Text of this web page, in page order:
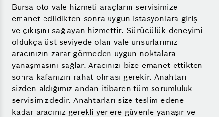
Bursa oto vale hizmeti araçların servisimize
emanet edildikten sonra uygun istasyonlara giriş
ve çıkışını sağlayan hizmettir. Sürücülük deneyimi
oldukça üst seviyede olan vale unsurlarımız
aracınızın zarar görmeden uygun noktalara
yanaşmasını sağlar. Aracınızı bize emanet ettikten
sonra kafanızın rahat olması gerekir. Anahtarı
sizden aldığımız andan itibaren tüm sorumluluk
servisimizdedir. Anahtarları size teslim edene
kadar aracınız gerekli yerlere güvenle yanaşır ve